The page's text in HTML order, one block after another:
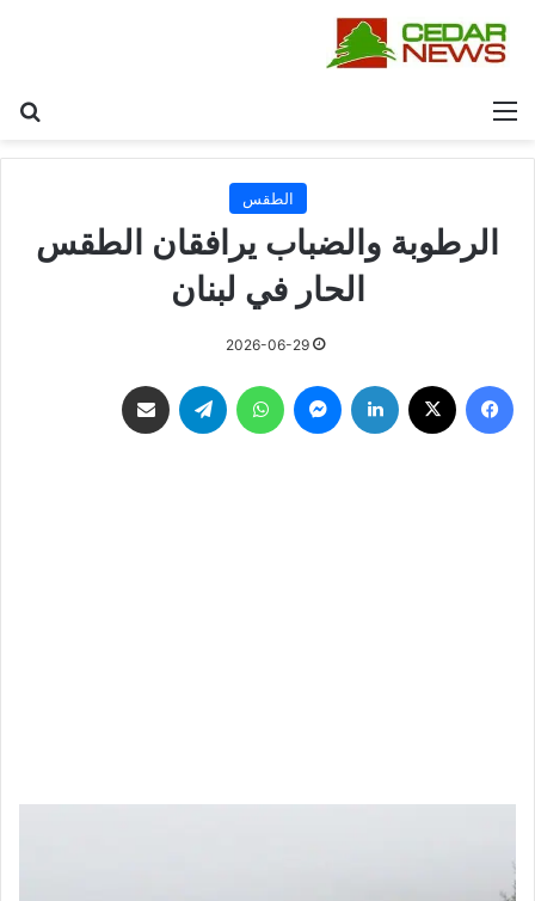
القائمة
الطقس
الرطوبة والضباب يرافقان الطقس
الحار في لبنان
2026-06-29
فيسبوك لينكدإن ماسنجر واتساب تيلقرام